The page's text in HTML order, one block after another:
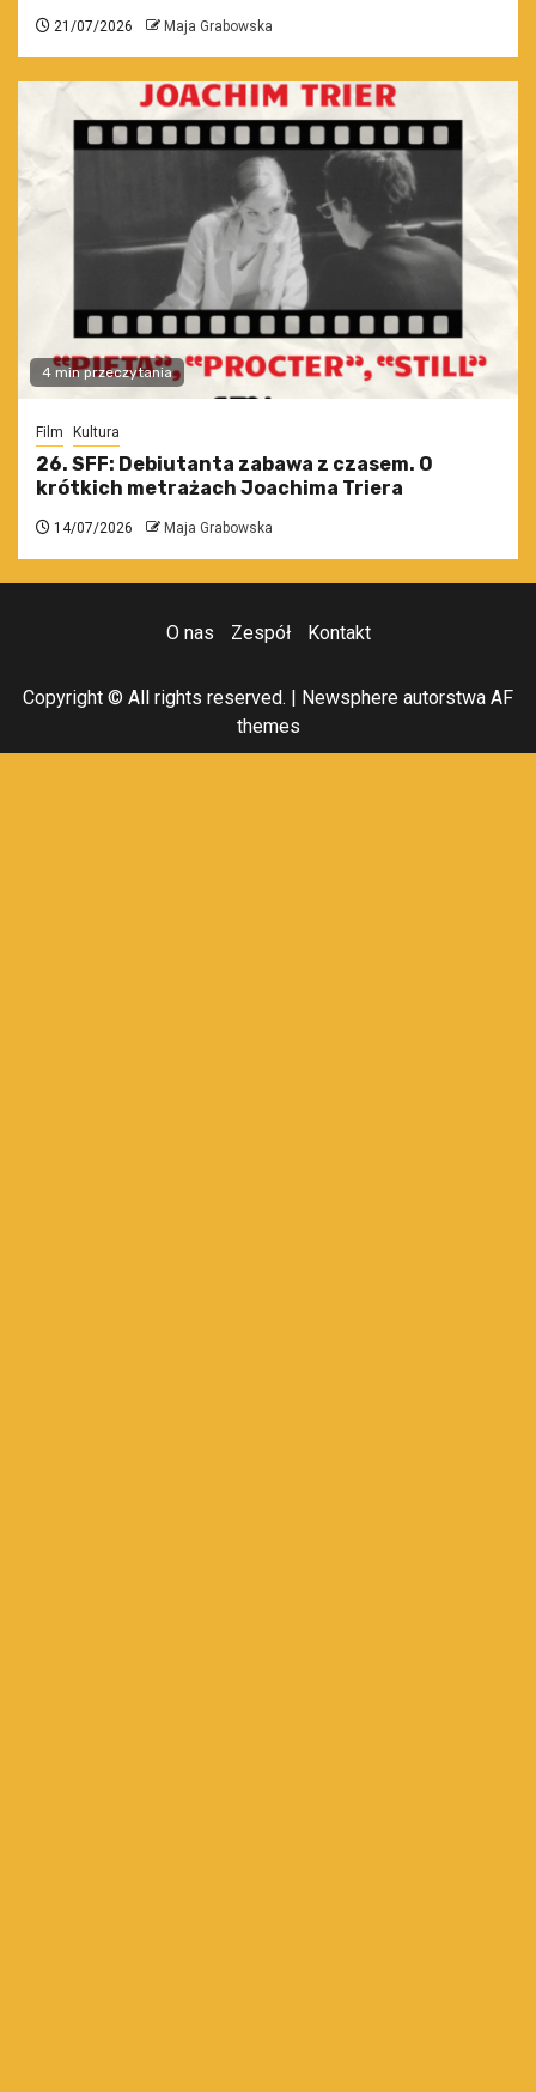
21/07/2026 Maja Grabowska
4 min przeczytania
Film Kultura
26. SFF: Debiutanta zabawa z czasem. O
krótkich metrażach Joachima Triera
14/07/2026 Maja Grabowska
O nas Zespół Kontakt
Copyright © All rights reserved. Newsphere autorstwa AF
themes